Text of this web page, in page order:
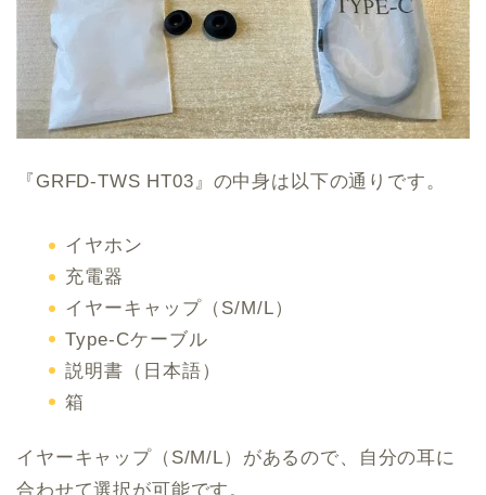
『GRFD-TWS HT03』の中身は以下の通りです。
イヤホン
充電器
イヤーキャップ（S/M/L）
Type-Cケーブル
説明書（日本語）
箱
イヤーキャップ（S/M/L）があるので、自分の耳に
合わせて選択が可能です。